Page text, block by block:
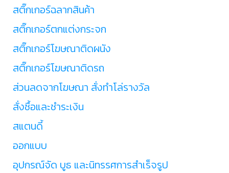
สติ๊กเกอร์ฉลากสินค้า
สติ๊กเกอร์ตกแต่งกระจก
สติ๊กเกอร์โฆษณาติดผนัง
สติ๊กเกอร์โฆษณาติดรถ
ส่วนลดจากโฆษณา สั่งทำโล่รางวัล
สั่งซื้อและชำระเงิน
สแตนดี้
ออกแบบ
อุปกรณ์จัด บูธ และนิทรรศการสำเร็จรูป